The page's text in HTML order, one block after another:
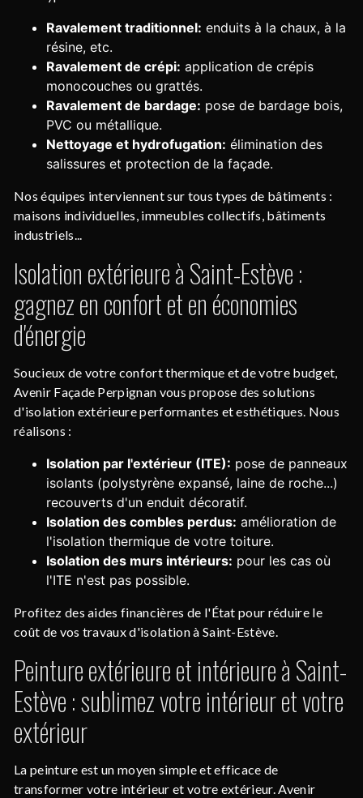
Ravalement traditionnel: enduits à la chaux, à la
résine, etc.
Ravalement de crépi: application de crépis
monocouches ou grattés.
Ravalement de bardage: pose de bardage bois,
PVC ou métallique.
Nettoyage et hydrofugation: élimination des
salissures et protection de la façade.
Nos équipes interviennent sur tous types de bâtiments :
maisons individuelles, immeubles collectifs, bâtiments
industriels...
Isolation extérieure à Saint-Estève :
gagnez en confort et en économies
d'énergie
Soucieux de votre confort thermique et de votre budget,
Avenir Façade Perpignan vous propose des solutions
d'isolation extérieure performantes et esthétiques. Nous
réalisons :
Isolation par l'extérieur (ITE): pose de panneaux
isolants (polystyrène expansé, laine de roche...)
recouverts d'un enduit décoratif.
Isolation des combles perdus: amélioration de
l'isolation thermique de votre toiture.
Isolation des murs intérieurs: pour les cas où
l'ITE n'est pas possible.
Profitez des aides financières de l'État pour réduire le
coût de vos travaux d'isolation à Saint-Estève.
Peinture extérieure et intérieure à Saint-
Estève : sublimez votre intérieur et votre
extérieur
La peinture est un moyen simple et efficace de
transformer votre intérieur et votre extérieur. Avenir